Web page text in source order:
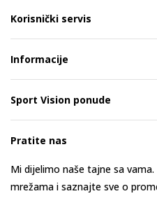
Korisnički servis
Informacije
Sport Vision ponude
Pratite nas
Mi dijelimo naše tajne sa
mrežama i saznajte sve o